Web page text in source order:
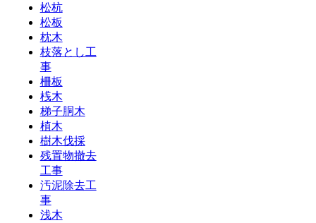
松杭
松板
枕木
枝落とし工
事
柵板
桟木
梯子胴木
植木
樹木伐採
残置物撤去
工事
汚泥除去工
事
浅木